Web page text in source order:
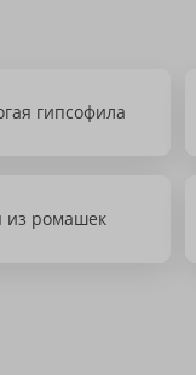
гипсофила
из ромашек